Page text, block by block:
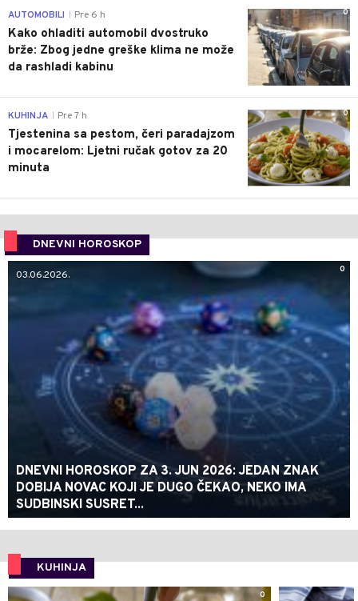
0
AUTOMOBILI Pre 6 h
Kako ohladiti automobil dvostruko
brže: Zbog jedne greške klima ne može
da rashladi kabinu
0
KUHINJA Pre 7 h
Tjestenina sa pestom, čeri paradajzom
i mocarelom: Ljetni ručak gotov za 20
minuta
DNEVNI HOROSKOP
0
03.06.2026.
DNEVNI HOROSKOP ZA 3. JUN 2026: JEDAN ZNAK
DOBIJA NOVAC KOJI JE DUGO ČEKAO, NEKO IMA
SUDBINSKI SUSRET...
KUHINJA
0